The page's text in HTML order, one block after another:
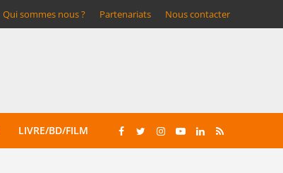
Qui sommes nous ? Partenariats Nous contacter
LIVRE/BD/FILM